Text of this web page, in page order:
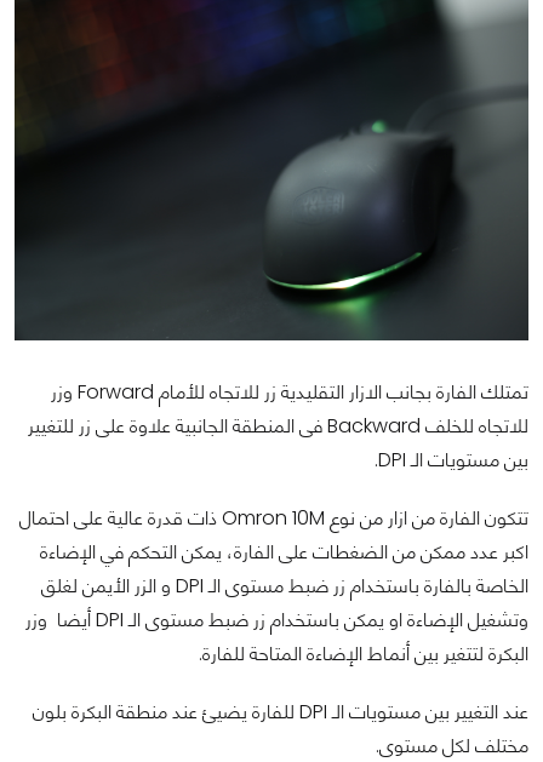
تمتلك الفارة بجانب الازار التقليدية زر للاتجاه للأمام Forward وزر
للاتجاه للخلف Backward فى المنطقة الجانبية علاوة على زر للتغيير
بين مستويات الـ DPI.
تتكون الفارة من ازار من نوع Omron 10M ذات قدرة عالية على احتمال
اكبر عدد ممكن من الضغطات على الفارة، يمكن التحكم في الإضاءة
الخاصة بالفارة باستخدام زر ضبط مستوى الـ DPI و الزر الأيمن لغلق
وتشغيل الإضاءة او يمكن باستخدام زر ضبط مستوى الـ DPI أيضا وزر
البكرة لتتغير بين أنماط الإضاءة المتاحة للفارة.
عند التغيير بين مستويات الـ DPI للفارة يضيئ عند منطقة البكرة بلون
مختلف لكل مستوى.